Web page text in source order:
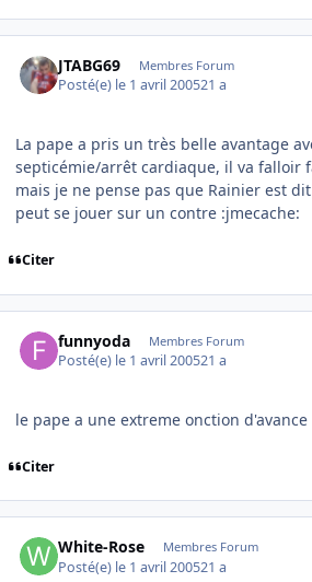
JTABG69 Membres Forum
Posté(e) le 1 avril 200521 a
La pape a pris un très belle avantage
septicémie/arrêt cardiaque, il va falloir
mais je ne pense pas que Rainier est
peut se jouer sur un contre :jmecache:
Citer
funnyoda Membres Forum
Posté(e) le 1 avril 200521 a
le pape a une extreme onction d'avance
Citer
White-Rose Membres Forum
Posté(e) le 1 avril 200521 a